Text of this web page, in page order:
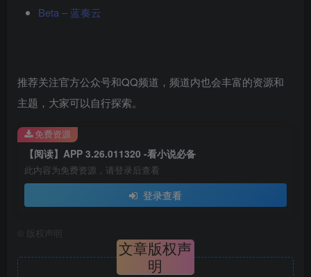
Beta – 蓝奏云
推荐关注官方公众号和QQ频道，频道内也会丰富的资源和
主题，大家可以自行探索。
【阅读】APP 3.26.011320 -看小说必备
此内容为免费资源，请登录后查看
登录查看
免费资源
版权声明
文章版权声
明